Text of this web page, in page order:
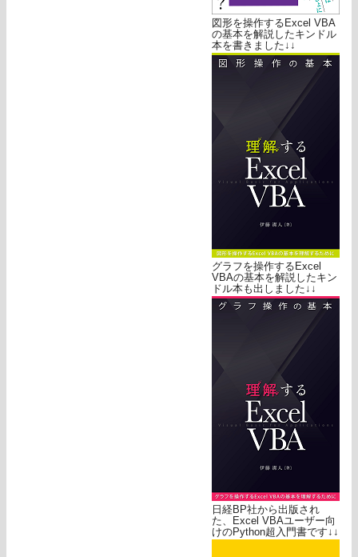
図形を操作するExcel VBA
の基本を解説したキンドル
本を書きました↓↓
グラフを操作するExcel
VBAの基本を解説したキン
ドル本も出しました↓↓
日経BP社から出版され
た、Excel VBAユーザー向
けのPython超入門書です↓↓